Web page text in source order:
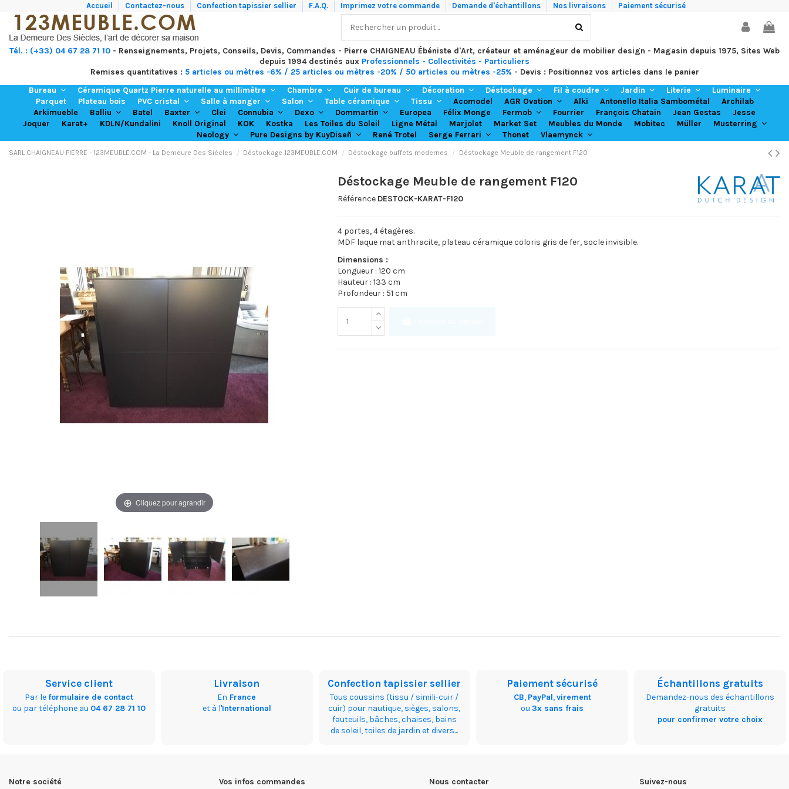
Accueil Contactez-nous Confection tapissier sellier F.A.Q. Imprimez votre commande Demande d'échantillons Nos livraisons Paiement sécurisé
Tél. : (+33) 04 67 28 71 10 - Renseignements, Projets, Conseils, Devis, Commandes - Pierre CHAIGNEAU Ébéniste d'Art, créateur et aménageur de mobilier design - Magasin depuis 1975, Sites Web
depuis 1994 destinés aux Professionnels - Collectivités - Particuliers
Remises quantitatives : 5 articles ou mètres -6% / 25 articles ou mètres -20% / 50 articles ou mètres -25% - Devis : Positionnez vos articles dans le panier
Bureau
Céramique Quartz Pierre naturelle au millimètre Chambre Cuir de bureau Décoration Déstockage Fil à coudre Jardin Literie
Luminaire
Parquet
Plateau bois PVC cristal Salle à manger Salon Table céramique Tissu Acomodel AGR Ovation Alki Antonello Italia Sambométal
Archilab
Arkimueble
Balliu Batel Baxter Clei Connubia Dexo Dommartin Europea Félix Monge Fermob Fourrier François Chatain Jean Gestas
Jesse
Joquer
Karat+ KDLN/Kundalini Knoll Original KOK Kostka Les Toiles du Soleil Ligne Métal Marjolet Market Set Meubles du Monde Mobitec Müller
Musterring
Neology
Pure Designs by KuyDiseñ René Trotel Serge Ferrari Thonet Vlaemynck
SARL CHAIGNEAU PIERRE - 123MEUBLE.COM - La Demeure Des Siècles Déstockage 123MEUBLE.COM Déstockage buffets modernes Déstockage Meuble de rangement F120
Cliquez pour agrandir
Déstockage Meuble de rangement F120
Référence DESTOCK-KARAT-F120
4 portes, 4 étagères.
MDF laque mat anthracite, plateau céramique coloris gris de fer, socle invisible.
Dimensions :
Longueur : 120 cm
Hauteur : 133 cm
Profondeur : 51 cm
Service client
Par le formulaire de contact
ou par téléphone au 04 67 28 71 10
Livraison
En France
et à l'International
Confection tapissier sellier
Tous coussins (tissu / simili-cuir /
cuir) pour nautique, sièges, salons,
fauteuils, bâches, chaises, bains
de soleil, toiles de jardin et divers...
Paiement sécurisé
CB, PayPal,virement
ou3x sans frais
Échantillons gratuits
Demandez-nous des échantillons
gratuits
pour confirmer votre choix
Notre société Vos infos commandes Nous contacter Suivez-nous